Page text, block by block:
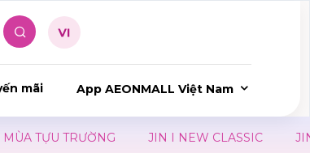
mãi App AEONMALL Việt Nam
TỰU TRƯỜNG JIN I NEW CLASSIC JIN I